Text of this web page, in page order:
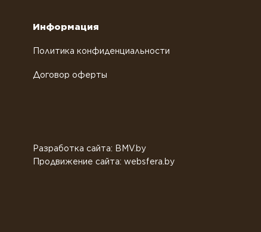
Информация
Политика конфиденциальности
Договор оферты
Разработка сайта: BMV.by
Продвижение сайта: websfera.by